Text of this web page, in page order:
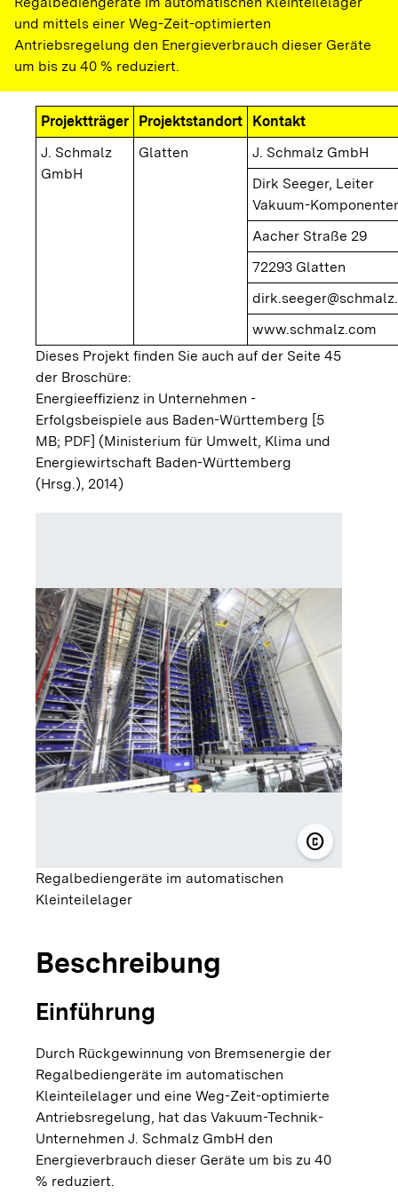
und mittels einer Weg-Zeit-optimierten
Antriebsregelung den Energieverbrauch dieser Geräte
um bis zu 40 % reduziert.
Projektträger Projektstandort
Kontakt
J. Schmalz
GmbH
Glatten
J. Schmalz GmbH
Dirk Seeger, Leiter
Vakuum-
Aacher Straße 29
72293 Glatten
www.schmalz.com
Dieses Projekt finden Sie auch auf der Seite 45
der Broschüre:
Energieeffizienz in Unternehmen -
Erfolgsbeispiele aus Baden-Württemberg [5
MB; PDF] (Ministerium für Umwelt, Klima und
Energiewirtschaft Baden-Württemberg
(Hrsg.), 2014)
copyright© J.
Regalbediengeräte im automatischen
Kleinteilelager
Beschreibung
Einführung
Durch Rückgewinnung von Bremsenergie der
Regalbediengeräte im automatischen
Kleinteilelager und eine Weg-Zeit-optimierte
Antriebsregelung, hat das Vakuum-Technik-
Unternehmen J. Schmalz GmbH den
Energieverbrauch dieser Geräte um bis zu 40
% reduziert.